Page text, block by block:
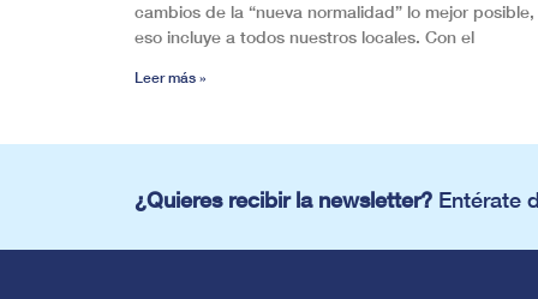
cambios de la “nueva normalidad” lo mejor posible,
eso incluye a todos nuestros locales. Con el
Leer más »
¿Quieres recibir la newsletter? Entérate